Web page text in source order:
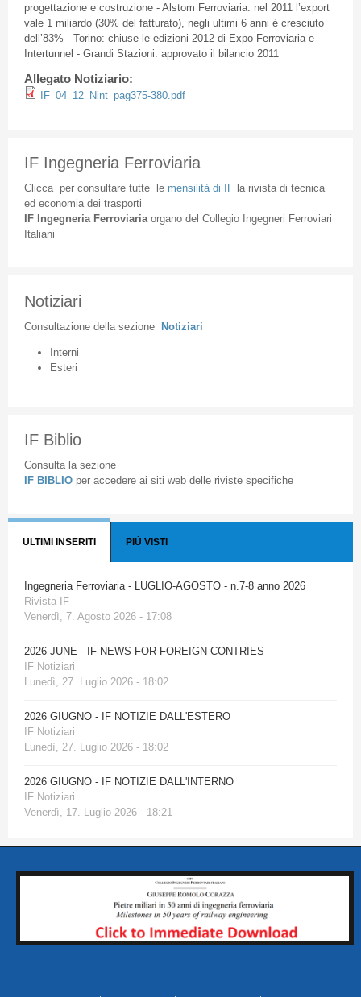
progettazione e costruzione - Alstom Ferroviaria: nel 2011 l’export
vale 1 miliardo (30% del fatturato), negli ultimi 6 anni è cresciuto
dell’83% - Torino: chiuse le edizioni 2012 di Expo Ferroviaria e
Intertunnel - Grandi Stazioni: approvato il bilancio 2011
Allegato Notiziario:
IF_04_12_Nint_pag375-380.pdf
IF Ingegneria Ferroviaria
Cliccaper consultare tuttele mensilità di IFla rivista di tecnica
ed economia dei trasporti
IF Ingegneria Ferroviaria organodel Collegio Ingegneri Ferroviari
Italiani
Notiziari
Consultazione della sezione Notiziari
Interni
Esteri
IF Biblio
Consulta la sezione
IF BIBLIO per accedere ai siti web delle riviste specifiche
ULTIMI INSERITI PIÙ VISTI
Ingegneria Ferroviaria - LUGLIO-AGOSTO - n.7-8 anno 2026
Rivista IF
Venerdì, 7. Agosto 2026 - 17:08
2026 JUNE - IF NEWS FOR FOREIGN CONTRIES
IF Notiziari
Lunedì, 27. Luglio 2026 - 18:02
2026 GIUGNO - IF NOTIZIE DALL'ESTERO
IF Notiziari
Lunedì, 27. Luglio 2026 - 18:02
2026 GIUGNO - IF NOTIZIE DALL'INTERNO
IF Notiziari
Venerdì, 17. Luglio 2026 - 18:21